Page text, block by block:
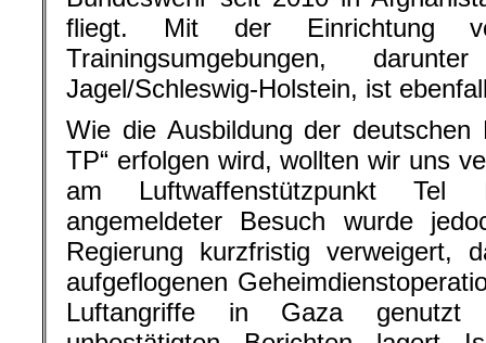
fliegt. Mit der Einrichtung
Trainingsumgebungen,
Jagel/Schleswig-Holstein, ist
Wie die Ausbildung der deutschen
TP“ erfolgen wird, wollten wir uns
am Luftwaffenstützpunkt Tel
angemeldeter Besuch wurde
Regierung kurzfristig verweigert,
aufgeflogenen
Luftangriffe in Gaza genutzt